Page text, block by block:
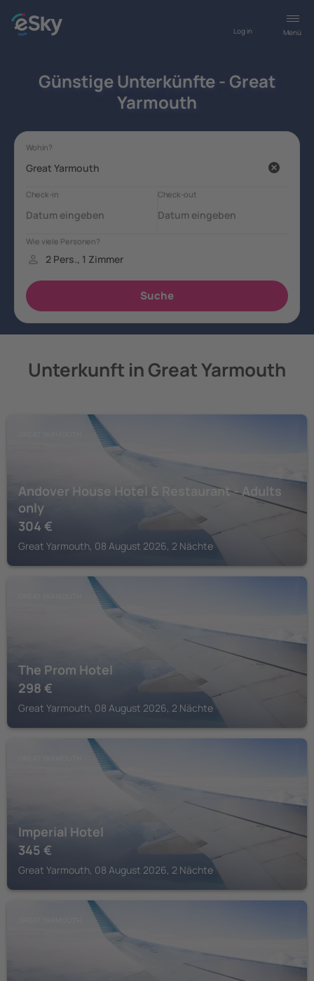
Menü
Log in
Günstige Unterkünfte - Great
Yarmouth
Unterkunft in Great Yarmouth
Andover House Hotel & Restaurant - Adults
only
304 €
Great Yarmouth, 08 August 2026, 2 Nächte
The Prom Hotel
298 €
Great Yarmouth, 08 August 2026, 2 Nächte
Imperial Hotel
345 €
Great Yarmouth, 08 August 2026, 2 Nächte